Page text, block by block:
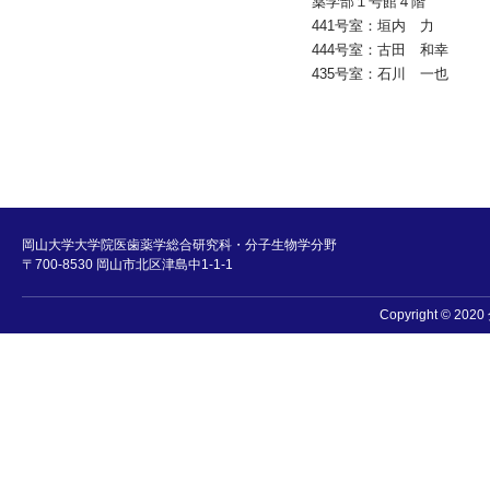
441号室：垣内 力
444号室：古田 和幸
435号室：石川 一也
岡山大学大学院医歯薬学総合研究科・分子生物学分野
〒700-8530 岡山市北区津島中1-1-1
Copyright © 2020